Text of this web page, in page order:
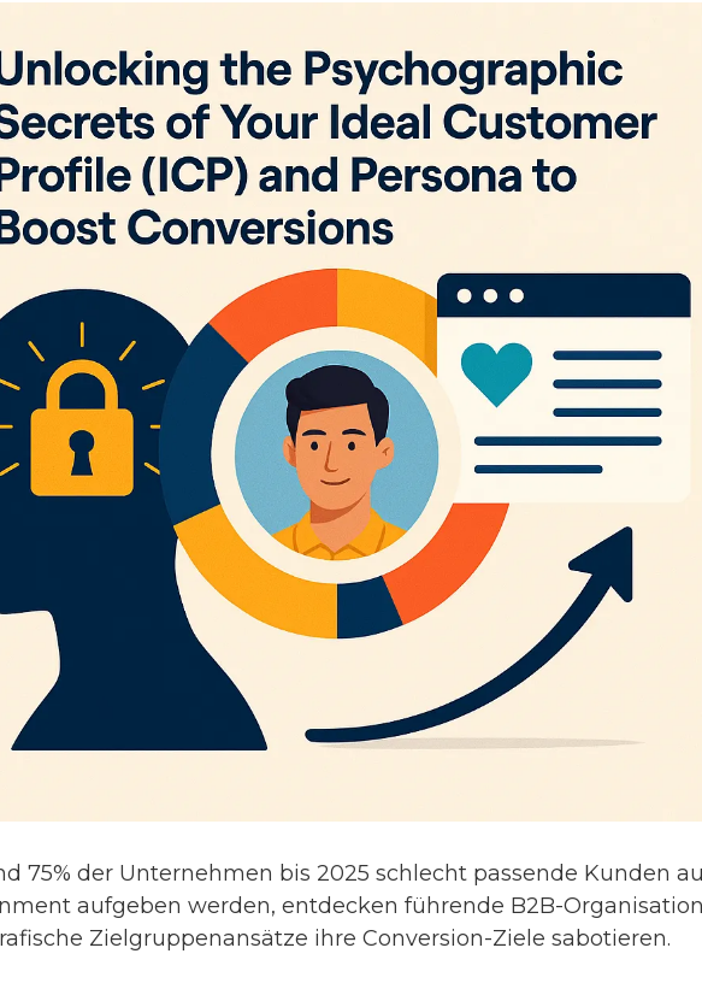
75% der Unternehmen bis 2025 schlecht passende Kunden
aufgeben werden, entdecken führende B2B-
Zielgruppenansätze ihre Conversion-Ziele sabotieren.